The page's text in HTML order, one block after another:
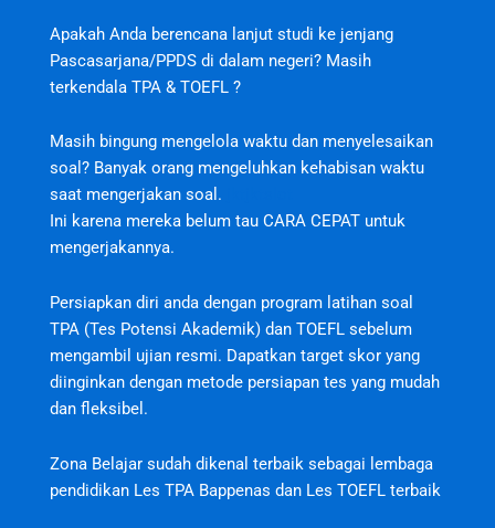
Apakah Anda berencana lanjut studi ke jenjang
Pascasarjana/PPDS di dalam negeri? Masih
terkendala TPA & TOEFL ?
Masih bingung mengelola waktu dan menyelesaikan
soal? Banyak orang mengeluhkan kehabisan waktu
saat mengerjakan soal.
Ini karena mereka belum tau CARA CEPAT untuk
mengerjakannya.
Persiapkan diri anda dengan program latihan soal
TPA (Tes Potensi Akademik) dan TOEFL sebelum
mengambil ujian resmi. Dapatkan target skor yang
diinginkan dengan metode persiapan tes yang mudah
dan fleksibel.
Zona Belajar sudah dikenal terbaik sebagai lembaga
pendidikan Les TPA Bappenas dan Les TOEFL terbaik